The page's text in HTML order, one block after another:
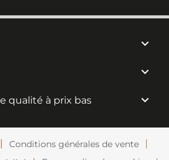


qualité à prix bas 
Conditions générales de vente